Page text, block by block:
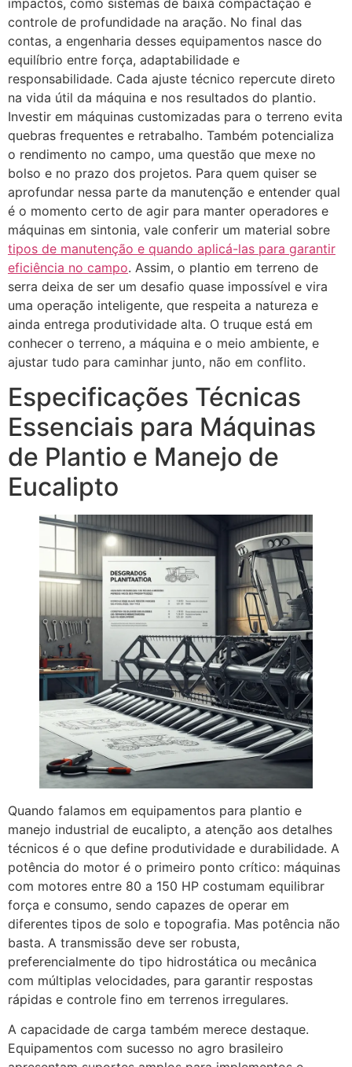
controle de profundidade na aração. No final das
contas, a engenharia desses equipamentos nasce do
equilíbrio entre força, adaptabilidade e
responsabilidade. Cada ajuste técnico repercute direto
na vida útil da máquina e nos resultados do plantio.
Investir em máquinas customizadas para o terreno evita
quebras frequentes e retrabalho. Também potencializa
o rendimento no campo, uma questão que mexe no
bolso e no prazo dos projetos. Para quem quiser se
aprofundar nessa parte da manutenção e entender qual
é o momento certo de agir para manter operadores e
máquinas em sintonia, vale conferir um material sobre
tipos de manutenção e quando aplicá-las para garantir
eficiência no campo. Assim, o plantio em terreno de
serra deixa de ser um desafio quase impossível e vira
uma operação inteligente, que respeita a natureza e
ainda entrega produtividade alta. O truque está em
conhecer o terreno, a máquina e o meio ambiente, e
ajustar tudo para caminhar junto, não em conflito.
Especificações Técnicas
Essenciais para Máquinas
de Plantio e Manejo de
Eucalipto
Quando falamos em equipamentos para plantio e
manejo industrial de eucalipto, a atenção aos detalhes
técnicos é o que define produtividade e durabilidade. A
potência do motor é o primeiro ponto crítico: máquinas
com motores entre 80 a 150 HP costumam equilibrar
força e consumo, sendo capazes de operar em
diferentes tipos de solo e topografia. Mas potência não
basta. A transmissão deve ser robusta,
preferencialmente do tipo hidrostática ou mecânica
com múltiplas velocidades, para garantir respostas
rápidas e controle fino em terrenos irregulares.
A capacidade de carga também merece destaque.
Equipamentos com sucesso no agro brasileiro